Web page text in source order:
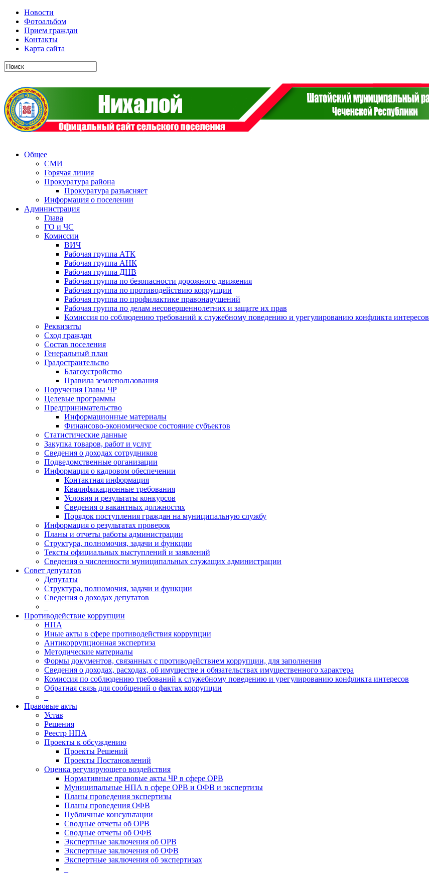
Новости
Фотоальбом
Прием граждан
Контакты
Карта сайта
Общее
СМИ
Горячая линия
Прокуратура района
Прокуратура разъясняет
Информация о поселении
Администрация
Глава
ГО и ЧС
Комиссии
ВИЧ
Рабочая группа АТК
Рабочая группа АНК
Рабочая группа ДНВ
Рабочая группа по безопасности дорожного движения
Рабочая группа по противодействию коррупции
Рабочая группа по профилактике правонарушений
Рабочая группа по делам несовершеннолетних и защите их прав
Комиссия по соблюдению требований к служебному поведению и урегулированию конфликта интересов
Реквизиты
Сход граждан
Состав поселения
Генеральный план
Градостраительсво
Благоустройство
Правила землепользования
Поручения Главы ЧР
Целевые программы
Предпринимательство
Информационные материалы
Финансово-экономическое состояние субъектов
Статистические данные
Закупка товаров, работ и услуг
Сведения о доходах сотрудников
Подведомственные организации
Информация о кадровом обеспечении
Контактная информация
Квалификационные требования
Условия и результаты конкурсов
Сведения о вакантных должностях
Порядок поступления граждан на муниципальную службу
Информация о результатах проверок
Планы и отчеты работы администрации
Структура, полномочия, задачи и функции
Тексты официальных выступлений и заявлений
Сведения о численности муниципальных служащих администрации
Совет депутатов
Депутаты
Структура, полномочия, задачи и функции
Сведения о доходах депутатов
Противодействие коррупции
НПА
Иные акты в сфере противодействия коррупции
Антикоррупционная экспертиза
Методические материалы
Формы документов, связанных с противодействием коррупции, для заполнения
Сведения о доходах, расходах, об имуществе и обязательствах имущественного характера
Комиссия по соблюдению требований к служебному поведению и урегулированию конфликта интересов
Обратная связь для сообщений о фактах коррупции
Правовые акты
Устав
Решения
Реестр НПА
Проекты к обсуждению
Проекты Решений
Проекты Постановлений
Оценка регулирующего воздействия
Нормативные правовые акты ЧР в сфере ОРВ
Муниципальные НПА в сфере ОРВ и ОФВ и экспертизы
Планы проведения экспертизы
Планы проведения ОФВ
Публичные консультации
Сводные отчеты об ОРВ
Сводные отчеты об ОФВ
Экспертные заключения об ОРВ
Экспертные заключения об ОФВ
Экспертные заключения об экспертизах